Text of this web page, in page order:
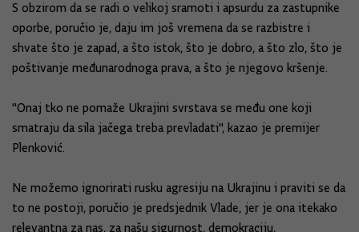
S obzirom da se radi o velikoj sramoti i apsurdu za zastupnike
oporbe, poručio je, daju im još vremena da se razbistre i
shvate što je zapad, a što istok, što je dobro, a što zlo, što je
poštivanje međunarodnoga prava, a što je njegovo kršenje.
"Onaj tko ne pomaže Ukrajini svrstava se među one koji
smatraju da sila jačega treba prevladati", kazao je premijer
Plenković.
Ne možemo ignorirati rusku agresiju na Ukrajinu i praviti se da
to ne postoji, poručio je predsjednik Vlade, jer je ona itekako
relevantna za nas, za našu sigurnost, demokraciju,